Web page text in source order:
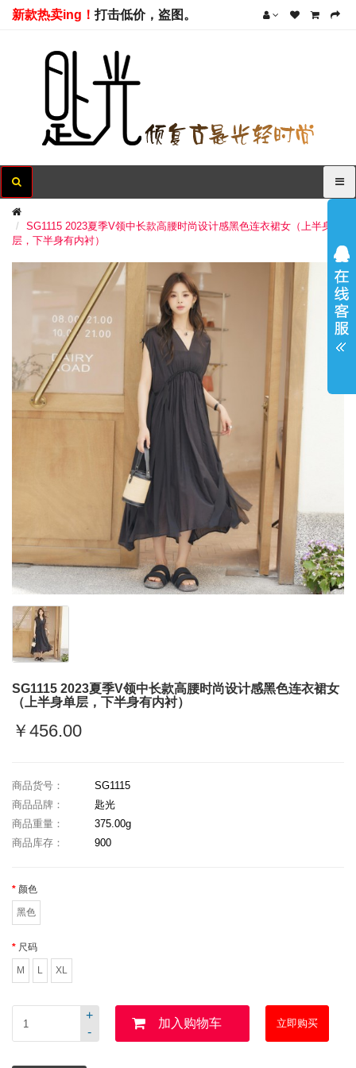
新款热卖ing！打击低价，盗图。
SG1115 2023夏季V领中长款高腰时尚设计感黑色连衣裙女（上半身单
层，下半身有内衬）
SG1115 2023夏季V领中长款高腰时尚设计感黑色连衣裙女
（上半身单层，下半身有内衬）
￥456.00
商品货号：
SG1115
商品品牌：
匙光
商品重量：
375.00g
商品库存：
900
颜色
黑色
尺码
M L XL
-
+
加入购物车 立即购买